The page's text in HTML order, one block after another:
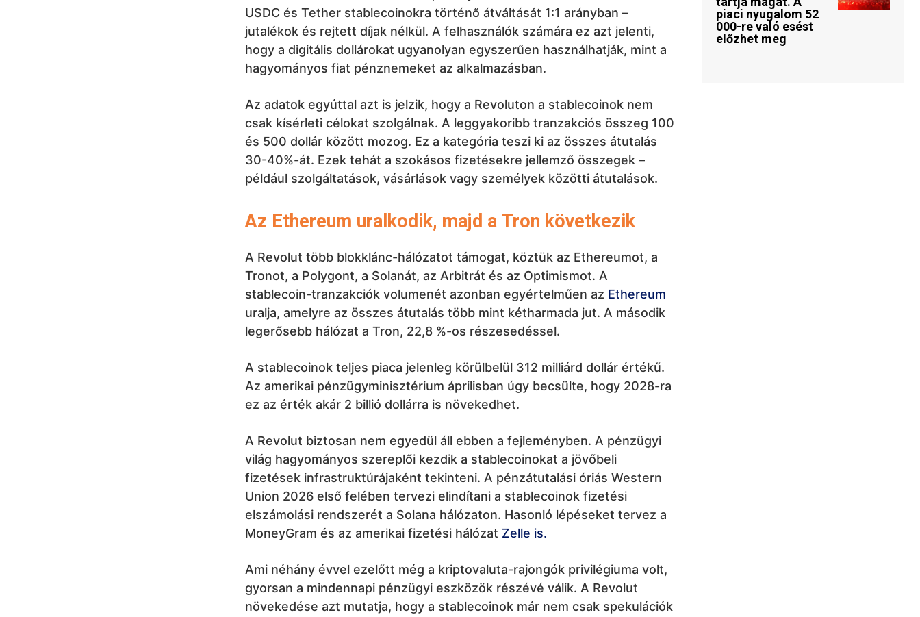
USDC és Tether stablecoinokra történő átváltását 1:1 arányban –
jutalékok és rejtett díjak nélkül. A felhasználók számára ez azt jelenti,
hogy a digitális dollárokat ugyanolyan egyszerűen használhatják, mint a
hagyományos fiat pénznemeket az alkalmazásban.
Az adatok egyúttal azt is jelzik, hogy a Revoluton a stablecoinok nem
csak kísérleti célokat szolgálnak. A leggyakoribb tranzakciós összeg 100
és 500 dollár között mozog. Ez a kategória teszi ki az összes átutalás
30-40%-át. Ezek tehát a szokásos fizetésekre jellemző összegek –
például szolgáltatások, vásárlások vagy személyek közötti átutalások.
Az Ethereum uralkodik, majd a Tron következik
A Revolut több blokklánc-hálózatot támogat, köztük az Ethereumot, a
Tronot, a Polygont, a Solanát, az Arbitrát és az Optimismot. A
stablecoin-tranzakciók volumenét azonban egyértelműen az Ethereum
uralja, amelyre az összes átutalás több mint kétharmada jut. A második
legerősebb hálózat a Tron, 22,8 %-os részesedéssel.
A stablecoinok teljes piaca jelenleg körülbelül 312 milliárd dollár értékű.
Az amerikai pénzügyminisztérium áprilisban úgy becsülte, hogy 2028-ra
ez az érték akár 2 billió dollárra is növekedhet.
A Revolut biztosan nem egyedül áll ebben a fejleményben. A pénzügyi
világ hagyományos szereplői kezdik a stablecoinokat a jövőbeli
fizetések infrastruktúrájaként tekinteni. A pénzátutalási óriás Western
Union 2026 első felében tervezi elindítani a stablecoinok fizetési
elszámolási rendszerét a Solana hálózaton. Hasonló lépéseket tervez a
MoneyGram és az amerikai fizetési hálózat Zelle is.
Ami néhány évvel ezelőtt még a kriptovaluta-rajongók privilégiuma volt,
gyorsan a mindennapi pénzügyi eszközök részévé válik. A Revolut
növekedése azt mutatja, hogy a stablecoinok már nem csak spekulációk
piaci nyugalom 52
000-re való esést
előzhet meg